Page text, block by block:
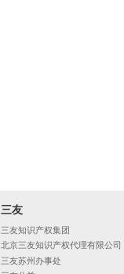
三友
三友知识产权集团
北京三友知识产权代理有限公司
三友苏州办事处